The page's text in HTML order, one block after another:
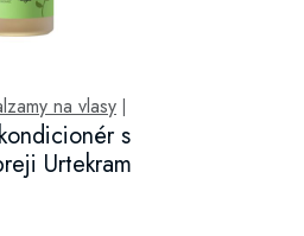
na vlasy|
s
Urtekram